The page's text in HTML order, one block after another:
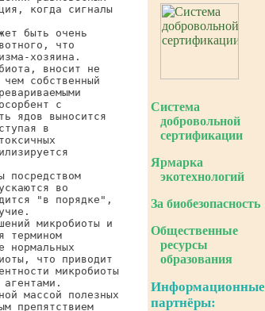
Система
добровольной
сертификации
Ярмарка
экотехнологий
За биобезопасность
Общественные
ресурсы
образования
Информационные
партнёры: